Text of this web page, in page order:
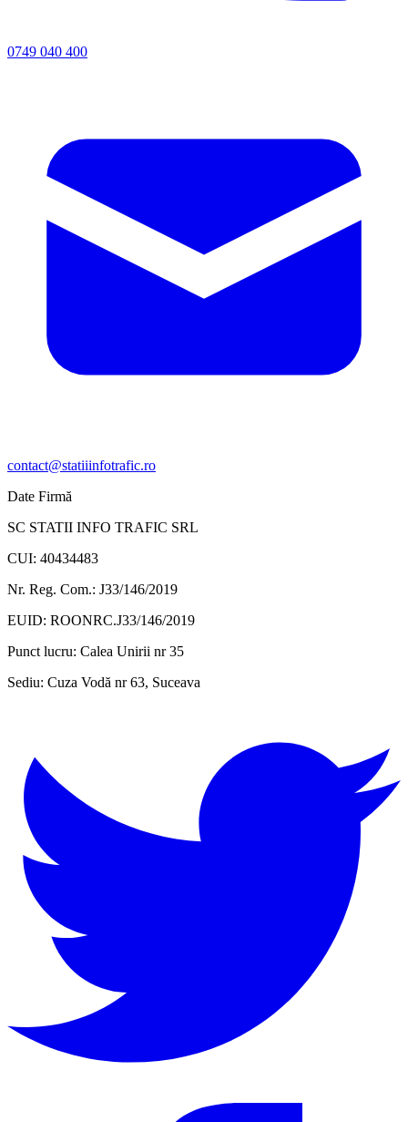
0749 040 400
contact@statiiinfotrafic.ro
Date Firmă
SC STATII INFO TRAFIC SRL
CUI: 40434483
Nr. Reg. Com.: J33/146/2019
EUID: ROONRC.J33/146/2019
Punct lucru: Calea Unirii nr 35
Sediu: Cuza Vodă nr 63, Suceava